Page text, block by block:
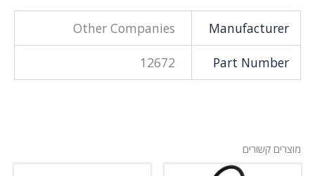
Manufacturer
Other Companies
Part Number
12672
מוצרים קשורים